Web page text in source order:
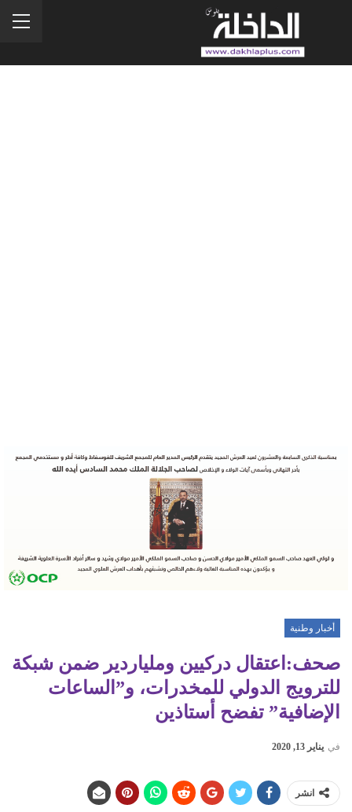
أخبار وطنية
صحف:اعتقال دركيين وملياردير ضمن شبكة
للترويج الدولي للمخدرات، و”الساعات
الإضافية” تفضح أستاذين
في يناير 13, 2020
انشر